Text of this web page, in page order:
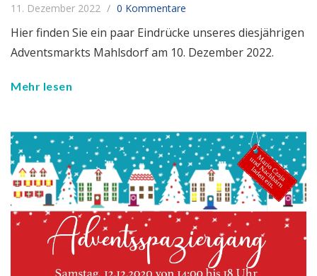
11. Dezember 2022 0 Kommentare
Hier finden Sie ein paar Eindrücke unseres diesjährigen
Adventsmarkts Mahlsdorf am 10. Dezember 2022.
Mehr lesen